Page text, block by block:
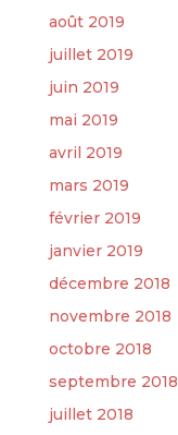
août 2019
juillet 2019
juin 2019
mai 2019
avril 2019
mars 2019
février 2019
janvier 2019
décembre 2018
novembre 2018
octobre 2018
septembre 2018
juillet 2018